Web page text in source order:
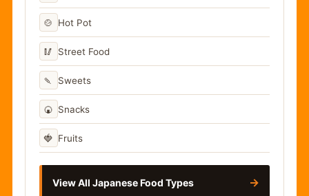
🍲 Hot Pot
🥢 Street Food
🍡 Sweets
🍘 Snacks
🍓 Fruits
View All Japanese Food Types →